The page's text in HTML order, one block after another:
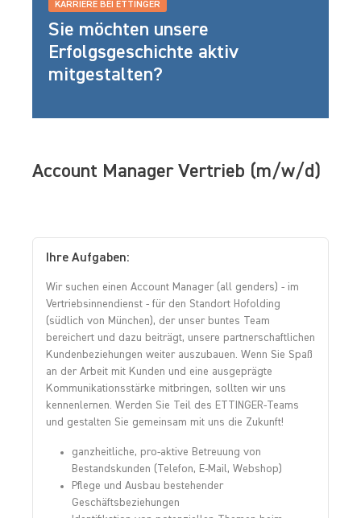
KARRIERE BEI ETTINGER
Sie möchten unsere
Erfolgsgeschichte aktiv
mitgestalten?
Account Manager Vertrieb (m/w/d)
Ihre Aufgaben:
Wir suchen einen Account Manager (all genders) - im
Vertriebsinnendienst - für den Standort Hofolding
(südlich von München), der unser buntes Team
bereichert und dazu beiträgt, unsere partnerschaftlichen
Kundenbeziehungen weiter auszubauen. Wenn Sie Spaß
an der Arbeit mit Kunden und eine ausgeprägte
Kommunikationsstärke mitbringen, sollten wir uns
kennenlernen. Werden Sie Teil des ETTINGER-Teams
und gestalten Sie gemeinsam mit uns die Zukunft!
ganzheitliche, pro-aktive Betreuung von
Bestandskunden (Telefon, E-Mail, Webshop)
Pflege und Ausbau bestehender
Geschäftsbeziehungen